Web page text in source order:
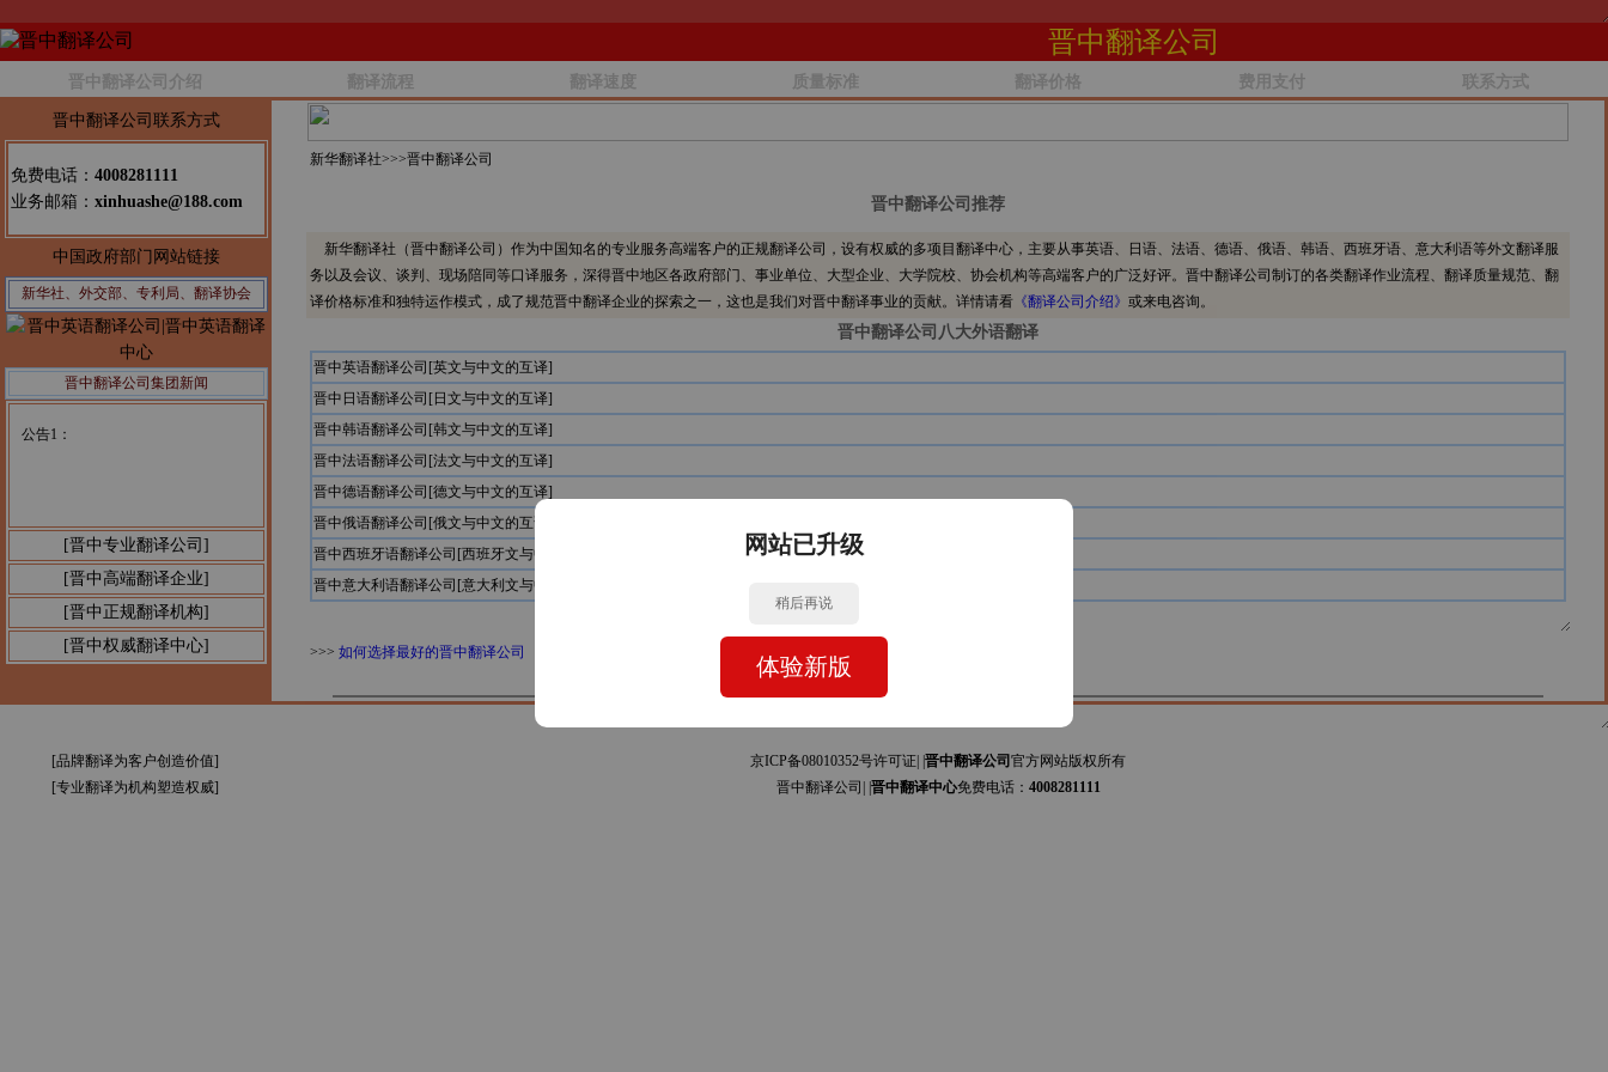
晋中翻译公司
晋中翻译公司介绍 翻译流程 翻译速度 质量标准 翻译价格 费用支付 联系方式
晋中翻译公司联系方式
免费电话： 4008281111
业务邮箱： xinhuashe@188.com
中国政府部门网站链接
新华社、外交部、专利局、翻译协会
晋中翻译公司集团新闻
公告1：
[晋中专业翻译公司]
[晋中高端翻译企业]
[晋中正规翻译机构]
[晋中权威翻译中心]
新华翻译社>>>晋中翻译公司
晋中翻译公司推荐
新华翻译社（晋中翻译公司）作为中国知名的专业服务高端客户的正规翻译公司，设有权威的多项目翻译中心，主要从事英语、日语、法语、德语、俄语、韩语、西班牙语、意大利语等外文翻译服
务以及会议、谈判、现场陪同等口译服务，深得晋中地区各政府部门、事业单位、大型企业、大学院校、协会机构等高端客户的广泛好评。晋中翻译公司制订的各类翻译作业流程、翻译质量规范、翻
译价格标准和独特运作模式，成了规范晋中翻译企业的探索之一，这也是我们对晋中翻译事业的贡献。详情请看 《翻译公司介绍》 或来电咨询。
晋中翻译公司八大外语翻译
晋中英语翻译公司[英文与中文的互译]
晋中日语翻译公司[日文与中文的互译]
晋中韩语翻译公司[韩文与中文的互译]
晋中法语翻译公司[法文与中文的互译]
晋中德语翻译公司[德文与中文的互译]
晋中俄语翻译公司[俄文与中文的互译]
晋中西班牙语翻译公司[西班牙文与中文的互译]
晋中意大利语翻译公司[意大利文与中文的互译]
>>> 如何选择最好的晋中翻译公司
[品牌翻译为客户创造价值]
[专业翻译为机构塑造权威]
京ICP备08010352号许可证| | 晋中翻译公司 官方网站版权所有
晋中翻译公司| | 晋中翻译中心免费电话： 4008281111
网站已升级
稍后再说
体验新版